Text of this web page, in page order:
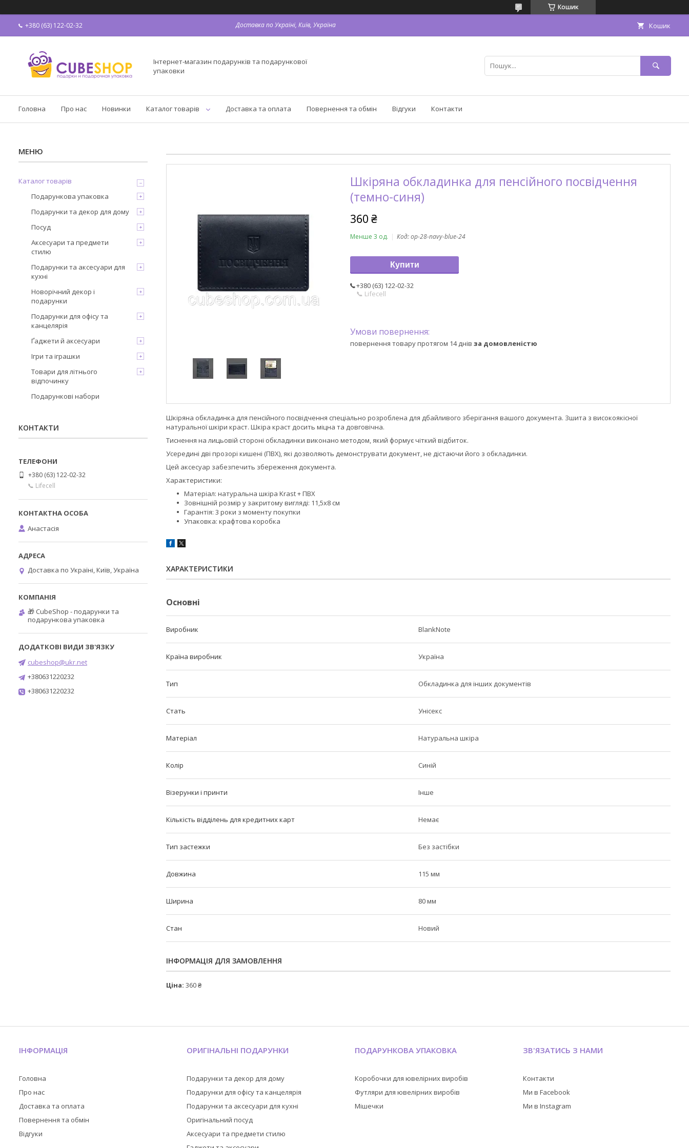
Кошик
+380 (63) 122-02-32 Доставка по Україні, Київ, Україна Кошик
Інтернет-магазин подарунків та подарункової
упаковки
Головна Про нас Новинки Каталог товарів Доставка та оплата Повернення та обмін Відгуки Контакти
Шкіряна обкладинка для пенсійного посвідчення
(темно-синя)
360 ₴
Менше 3 од. Код:op-28-navy-blue-24
Купити
+380 (63) 122-02-32
📞 Lifecell
повернення товару протягом 14 днів за домовленістю
Шкіряна обкладинка для пенсійного посвідчення спеціально розроблена для дбайливого зберігання вашого документа. Зшита з високоякісної
натуральної шкіри краст. Шкіра краст досить міцна та довговічна.
Тиснення на лицьовій стороні обкладинки виконано методом, який формує чіткий відбиток.
Усередині дві прозорі кишені (ПВХ), які дозволяють демонструвати документ, не дістаючи його з обкладинки.
Цей аксесуар забезпечить збереження документа.
Характеристики:
Матеріал: натуральна шкіра Krast + ПВХ
Зовнішній розмір у закритому вигляді: 11,5x8 см
Гарантія: 3 роки з моменту покупки
Упаковка: крафтова коробка
ХАРАКТЕРИСТИКИ
Основні
Виробник BlankNote
Країна виробник Україна
Тип Обкладинка для інших документів
Стать Унісекс
Матеріал Натуральна шкіра
Колір Синій
Візерунки і принти Інше
Кількість відділень для кредитних карт Немає
Тип застежки Без застібки
Довжина 115 мм
Ширина 80 мм
Стан Новий
ІНФОРМАЦІЯ ДЛЯ ЗАМОВЛЕННЯ
Ціна: 360 ₴
Каталог товарів
Подарункова упаковка
Подарунки та декор для дому
Посуд
Аксесуари та предмети
стилю
Подарунки та аксесуари для
кухні
Новорічний декор і
подарунки
Подарунки для офісу та
канцелярія
Ґаджети й аксесуари
Ігри та іграшки
Товари для літнього
відпочинку
Подарункові набори
КОНТАКТИ
+380 (63) 122-02-32
📞 Lifecell
Анастасія
Доставка по Україні, Київ, Україна
🎁 CubeShop - подарунки та
подарункова упаковка
cubeshop@ukr.net
+380631220232
+380631220232
ІНФОРМАЦІЯ
Головна
Про нас
Доставка та оплата
Повернення та обмін
Відгуки
ОРИГІНАЛЬНІ ПОДАРУНКИ
Подарунки та декор для дому
Подарунки для офісу та канцелярія
Подарунки та аксесуари для кухні
Оригінальний посуд
Аксесуари та предмети стилю
ПОДАРУНКОВА УПАКОВКА
Коробочки для ювелірних виробів
Футляри для ювелірних виробів
Мішечки
ЗВ'ЯЗАТИСЬ З НАМИ
Контакти
Ми в Facebook
Ми в Instagram